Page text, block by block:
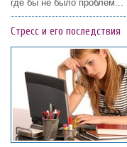
где бы не было проблем...
Стресс и его последствия